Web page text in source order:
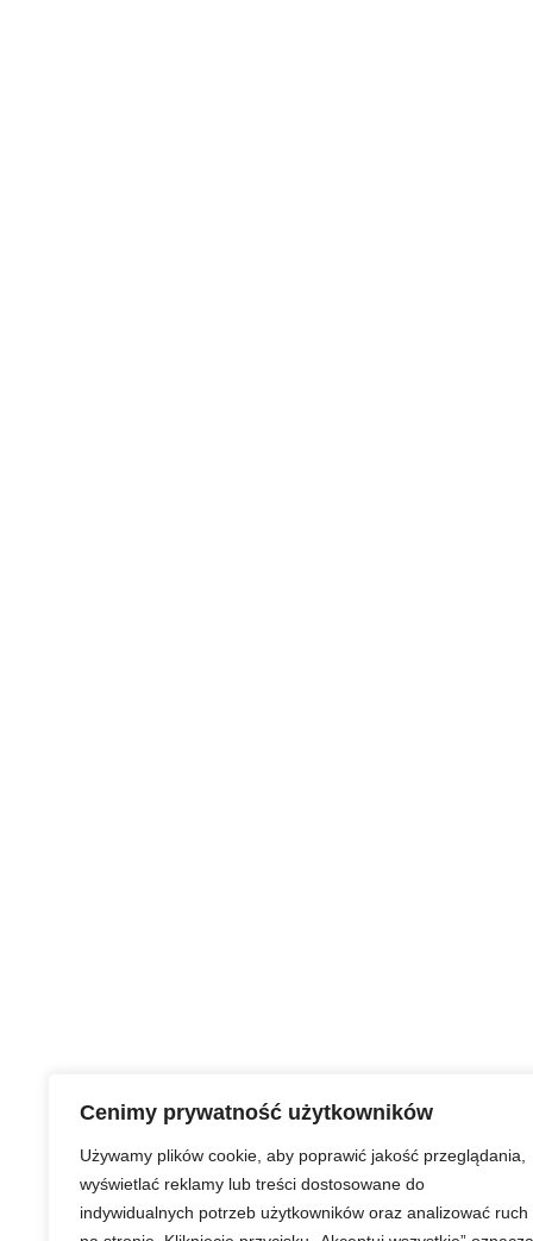
Cenimy prywatność użytkowników
Używamy plików cookie, aby poprawić jakość przeglądania,
wyświetlać reklamy lub treści dostosowane do
indywidualnych potrzeb użytkowników oraz analizować ruch